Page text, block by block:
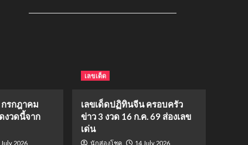
รกฎาคม
งวดนี้จาก
July 2026
เลขเด็ด
เลขเด็ดปฏิทินจีน ครอบครัว
ข่าว 3 งวด 16 ก.ค. 69 ส่องเลข
เด่น
นักส่องโชค 14 July 2026